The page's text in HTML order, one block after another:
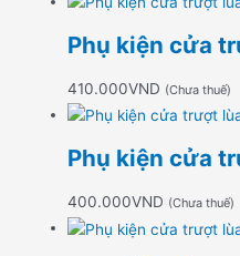
Phụ kiện cửa
410.000VND (Chưa thuế)
Phụ kiện cửa
400.000VND (Chưa thuế)